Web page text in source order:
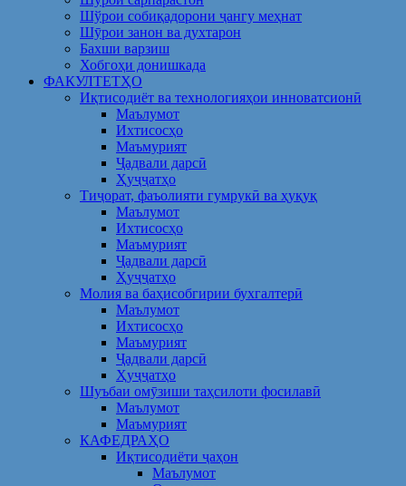
Шўрои собиқадорони ҷангу меҳнат
Шӯрои занон ва духтарон
Бахши варзиш
Хобгоҳи донишкада
ФАКУЛТЕТҲО
Иқтисодиёт ва технологияҳои инноватсионӣ
Маълумот
Ихтисосҳо
Маъмурият
Ҷадвали дарсӣ
Ҳуҷҷатҳо
Тиҷорат, фаъолияти гумрукӣ ва ҳуқуқ
Маълумот
Ихтисосҳо
Маъмурият
Ҷадвали дарсӣ
Ҳуҷҷатҳо
Молия ва баҳисобгирии бухгалтерӣ
Маълумот
Ихтисосҳо
Маъмурият
Ҷадвали дарсӣ
Ҳуҷҷатҳо
Шуъбаи омӯзиши таҳсилоти фосилавӣ
Маълумот
Маъмурият
КАФЕДРАҲО
Иқтисодиёти ҷаҳон
Маълумот